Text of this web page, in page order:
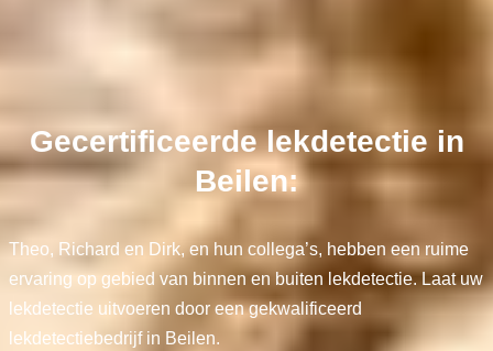
Gecertificeerde lekdetectie in
Beilen:
Theo, Richard en Dirk, en hun collega’s, hebben een ruime
ervaring op gebied van binnen en buiten lekdetectie. Laat uw
lekdetectie uitvoeren door een gekwalificeerd
lekdetectiebedrijf in Beilen.